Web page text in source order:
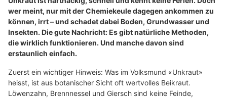
wer meint, nur mit der Chemiekeule dagegen ankommen zu
können, irrt – und schadet dabei Boden, Grundwasser und
Insekten. Die gute Nachricht: Es gibt natürliche Methoden,
die wirklich funktionieren. Und manche davon sind
erstaunlich einfach.
Zuerst ein wichtiger Hinweis: Was im Volksmund «Unkraut»
heisst, ist aus botanischer Sicht oft wertvolles Beikraut.
Löwenzahn, Brennnessel und Giersch sind keine Feinde,